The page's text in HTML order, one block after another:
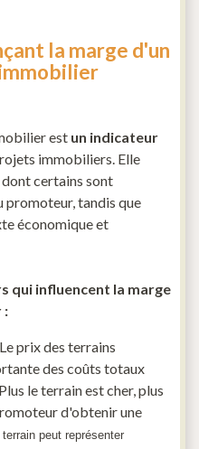
la marge d'un
est un indicateur
immobiliers. Elle
certains sont
tandis que
économique et
qui influencent la marge
:
Le prix des terrains
des coûts totaux
le terrain est cher, plus
d'obtenir une
peut représenter